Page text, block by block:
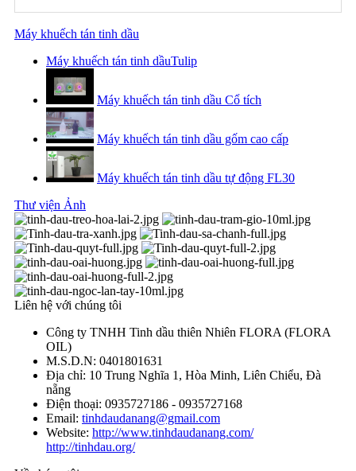
Máy khuếch tán tinh dầu
Máy khuếch tán tinh dầuTulip
Máy khuếch tán tinh dầu Cổ tích
Máy khuếch tán tinh dầu gốm cao cấp
Máy khuếch tán tinh dầu tự động FL30
Thư viện Ảnh
Liên hệ với chúng tôi
Công ty TNHH Tinh dầu thiên Nhiên FLORA (FLORA
OIL)
M.S.D.N: 0401801631
Địa chỉ: 10 Trung Nghĩa 1, Hòa Minh, Liên Chiểu, Đà
nẵng
Điện thoại: 0935727186 - 0935727168
Email: tinhdaudanang@gmail.com
Website: http://www.tinhdaudanang.com/
http://tinhdau.org/